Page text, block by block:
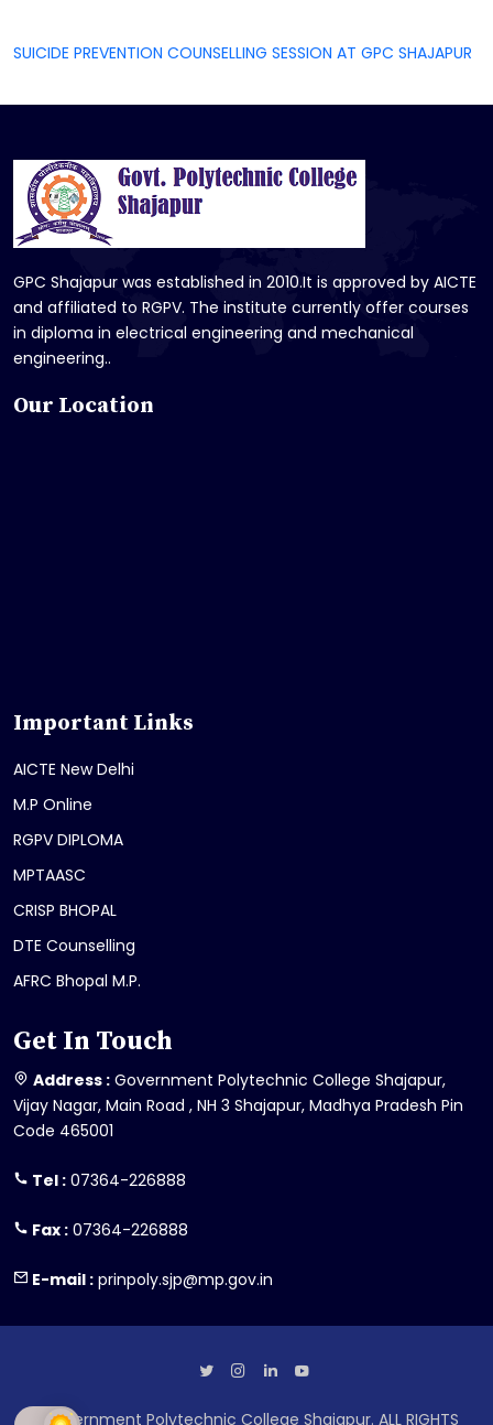
SUICIDE PREVENTION COUNSELLING SESSION AT GPC SHAJAPUR
GPC Shajapur was established in 2010.It is approved by AICTE
and affiliated to RGPV. The institute currently offer courses
in diploma in electrical engineering and mechanical
engineering..
Our Location
Important Links
AICTE New Delhi
M.P Online
RGPV DIPLOMA
MPTAASC
CRISP BHOPAL
DTE Counselling
AFRC Bhopal M.P.
Get In Touch
Address : Government Polytechnic College Shajapur,
Vijay Nagar, Main Road , NH 3 Shajapur, Madhya Pradesh Pin
Code 465001
Tel : 07364-226888
Fax : 07364-226888
E-mail : prinpoly.sjp@mp.gov.in
Government Polytechnic College Shajapur. ALL RIGHTS